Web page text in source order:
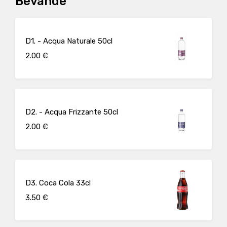
D1. - Acqua Naturale 50cl
2.00 €
D2. - Acqua Frizzante 50cl
2.00 €
D3. Coca Cola 33cl
3.50 €